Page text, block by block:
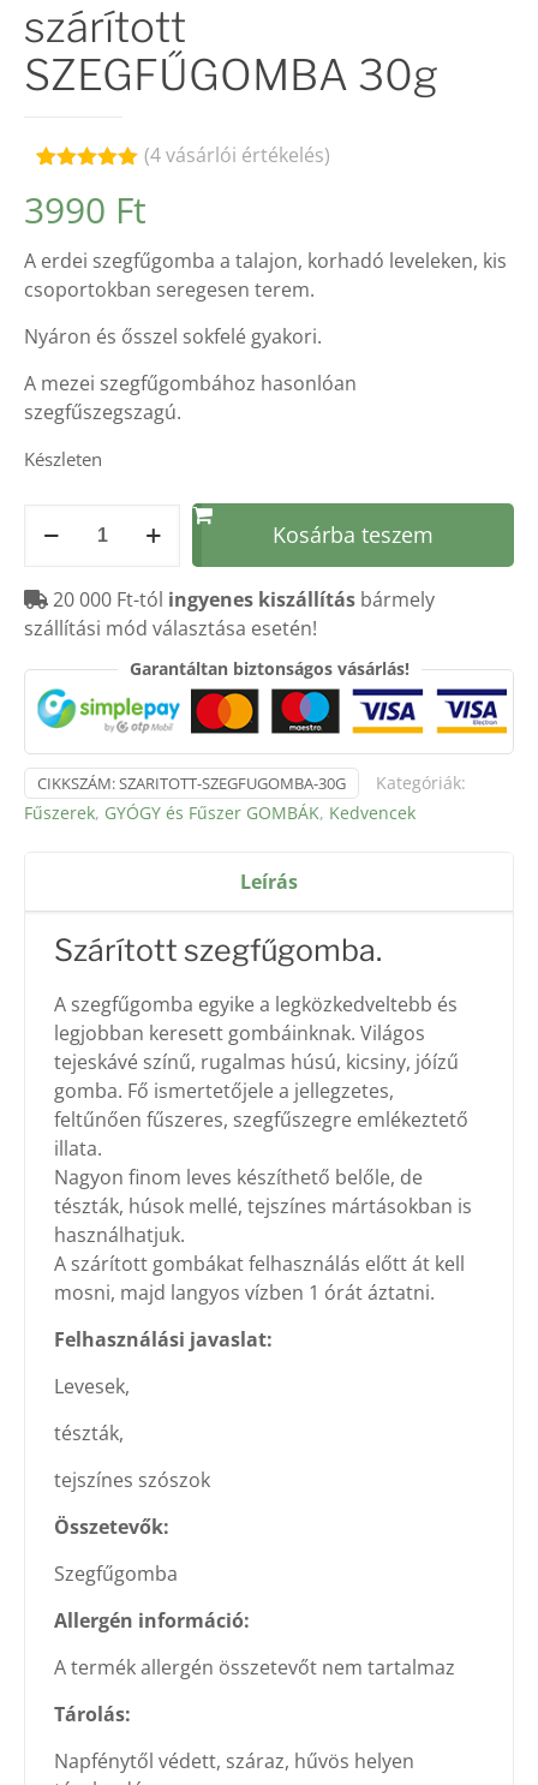
szárított
SZEGFŰGOMBA 30g
5.00az 5-
ből,
alapján
(4vásárlói értékelés)
3990 Ft
A erdei szegfűgomba a talajon, korhadó leveleken, kis
csoportokban seregesen terem.
Nyáron és ősszel sokfelé gyakori.
A mezei szegfűgombához hasonlóan
szegfűszegszagú.
Készleten
SZEGFŰGOMBA
mennyiség
Kosárba teszem
20 000 Ft-tól ingyenes kiszállítás bármely
szállítási mód választása esetén!
Garantáltan biztonságos vásárlás!
CIKKSZÁM:SZARITOTT-SZEGFUGOMBA-30G
Kategóriák:
Fűszerek, GYÓGY és Fűszer GOMBÁK, Kedvencek
Leírás
Szárított szegfűgomba.
A szegfűgomba egyike a legközkedveltebb és
legjobban keresett gombáinknak. Világos
tejeskávé színű, rugalmas húsú, kicsiny, jóízű
gomba. Fő ismertetőjele a jellegzetes,
feltűnően fűszeres, szegfűszegre emlékeztető
illata.
Nagyon finom leves készíthető belőle, de
tészták, húsok mellé, tejszínes mártásokban is
használhatjuk.
A szárított gombákat felhasználás előtt át kell
mosni, majd langyos vízben 1 órát áztatni.
Felhasználási javaslat:
Levesek,
tészták,
tejszínes szószok
Összetevők:
Szegfűgomba
Allergén információ:
A termék allergén összetevőt nem tartalmaz
Tárolás:
Napfénytől védett, száraz, hűvös helyen